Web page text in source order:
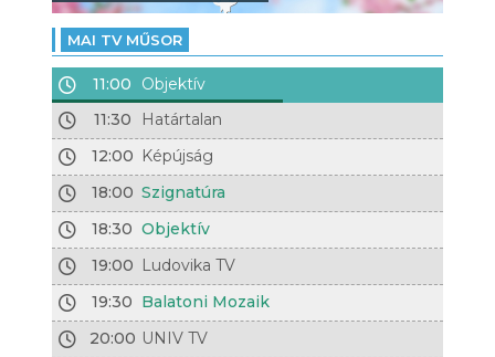
MAI TV MŰSOR
11:00
Objektív
11:30
Határtalan
12:00 Képújság
18:00 Szignatúra
18:30 Objektív
19:00 Ludovika TV
19:30 Balatoni Mozaik
20:00 UNIV TV